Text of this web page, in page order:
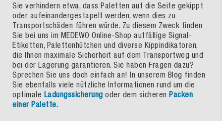
Sie verhindern etwa, dass Paletten auf die Seite gekippt
oder aufeinandergestapelt werden, wenn dies zu
Transportschäden führen würde. Zu diesem Zweck finden
Sie bei uns im MEDEWO Online-Shop auffällige Signal-
Etiketten, Palettenhütchen und diverse Kippindikatoren,
die Ihnen maximale Sicherheit auf dem Transportweg und
bei der Lagerung garantieren. Sie haben Fragen dazu?
Sprechen Sie uns doch einfach an! In unserem Blog finden
Sie ebenfalls viele nützliche Informationen rund um die
optimale Ladungssicherung oder dem sicheren Packen
einer Palette.